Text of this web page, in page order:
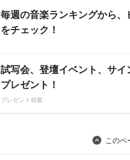
毎週の音楽ランキングから、
をチェック！
試写会、登壇イベント、サイ
プレゼント！
プレゼント特集
この